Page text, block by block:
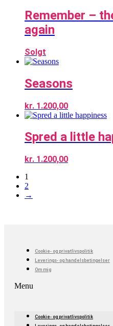
Remember –
again
Solgt
Seasons
kr. 1.200,00
Spred a little
kr. 1.200,00
1
2
→
Cookie- og privatlivspolitik
Leverings- og handelsbetingelser
Om mig
Menu
Cookie- og privatlivspolitik